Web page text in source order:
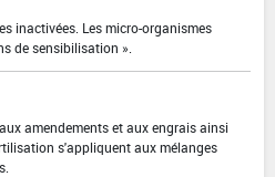
inactivées. Les micro-organismes
de sensibilisation ».
amendements et aux engrais ainsi
s'appliquent aux mélanges